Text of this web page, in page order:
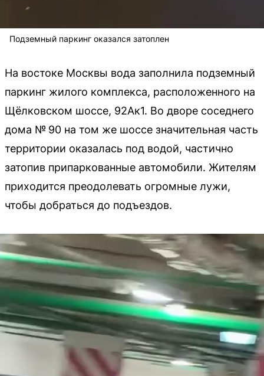
Подземный паркинг оказался затоплен
На востоке Москвы вода заполнила подземный
паркинг жилого комплекса, расположенного на
Щёлковском шоссе, 92Ак1. Во дворе соседнего
дома № 90 на том же шоссе значительная часть
территории оказалась под водой, частично
затопив припаркованные автомобили. Жителям
приходится преодолевать огромные лужи,
чтобы добраться до подъездов.